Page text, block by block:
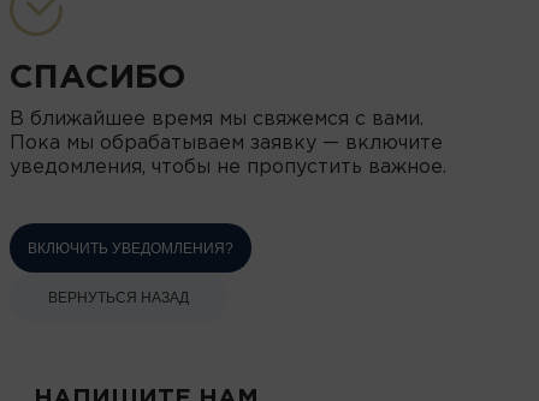
СПАСИБО
В ближайшее время мы свяжемся с вами.
Пока мы обрабатываем заявку — включите
уведомления, чтобы не пропустить важное.
ВКЛЮЧИТЬ УВЕДОМЛЕНИЯ?
ВЕРНУТЬСЯ НАЗАД